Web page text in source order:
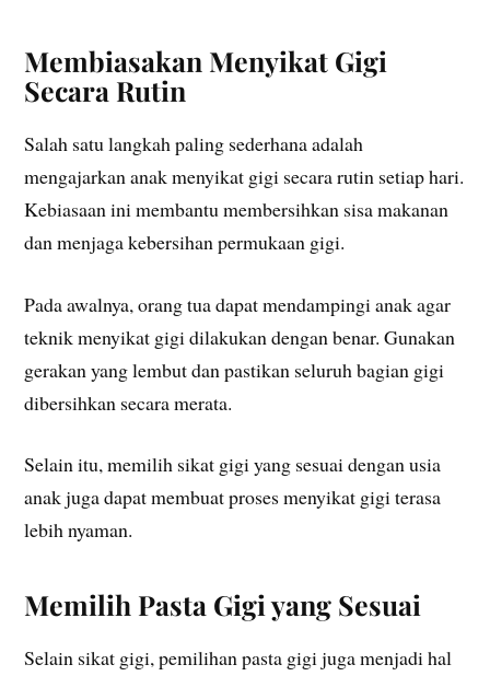
Membiasakan Menyikat Gigi
Secara Rutin
Salah satu langkah paling sederhana adalah
mengajarkan anak menyikat gigi secara rutin setiap hari.
Kebiasaan ini membantu membersihkan sisa makanan
dan menjaga kebersihan permukaan gigi.
Pada awalnya, orang tua dapat mendampingi anak agar
teknik menyikat gigi dilakukan dengan benar. Gunakan
gerakan yang lembut dan pastikan seluruh bagian gigi
dibersihkan secara merata.
Selain itu, memilih sikat gigi yang sesuai dengan usia
anak juga dapat membuat proses menyikat gigi terasa
lebih nyaman.
Memilih Pasta Gigi yang Sesuai
Selain sikat gigi, pemilihan pasta gigi juga menjadi hal